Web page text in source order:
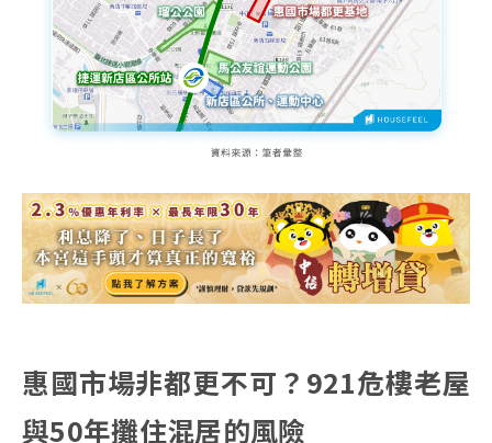
惠國市場非都更不可？921危樓老屋
與50年攤住混居的風險